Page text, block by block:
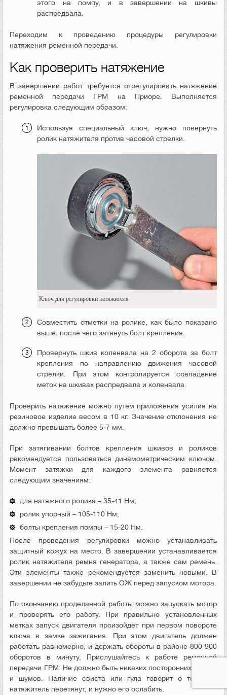
этого на помпу, и в завершении на шкивы
распредвала.
Переходим к проведению процедуры регулировки
натяжения ременной передачи.
Как проверить натяжение
В завершении работ требуется отрегулировать натяжение
ременной передачи ГРМ на Приоре. Выполняется
регулировка следующим образом:
Используя специальный ключ, нужно повернуть
ролик натяжителя против часовой стрелки.
Ключ для регулировки натяжителя
Совместить отметки на ролике, как было показано
выше, после чего затянуть болт крепления.
Провернуть шкив коленвала на 2 оборота за болт
крепления по направлению движения часовой
стрелки. При этом контролируется совпадение
меток на шкивах распредвала и коленвала.
Проверить натяжение можно путем приложения усилия на
резиновое изделие весом в 10 кг. Значение отклонения не
должно превышать более 5-7 мм.
При затягивании болтов крепления шкивов и роликов
рекомендуется пользоваться динамометрическим ключом.
Момент затяжки для каждого элемента равняется
следующим значениям:
для натяжного ролика – 35-41 Нм;
ролик упорный – 105-110 Нм;
болты крепления помпы – 15-20 Нм.
После проведения регулировки можно устанавливать
защитный кожух на место. В завершении устанавливается
ролик натяжителя ремня генератора, а также сам ремень.
Эти элементы также рекомендуется заменить новыми. В
завершении не забудьте залить ОЖ перед запуском мотора.
По окончанию проделанной работы можно запускать мотор
и проверять его работу. При правильно установленных
метках запуск двигателя произойдет при первом повороте
ключа в замке зажигания. При этом двигатель должен
работать равномерно, и держать обороты в районе 800-900
оборотов в минуту. Прислушайтесь к работе ременной
передачи ГРМ. Не должно быть никаких посторонних звуков
и шумов. Наличие свиста или гула говорит о том, что
натяжитель перетянут, и нужно его ослабить.